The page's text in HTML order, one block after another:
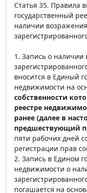
Статья 35. Правила
государственный
наличии
1. Запись о
вносится в Единый
недвижимости на
собственности
реестре
ранее (далее в
предшествующий
пяти рабочих дней
регистрации прав
2. Запись в Едином
недвижимости о
погашается на